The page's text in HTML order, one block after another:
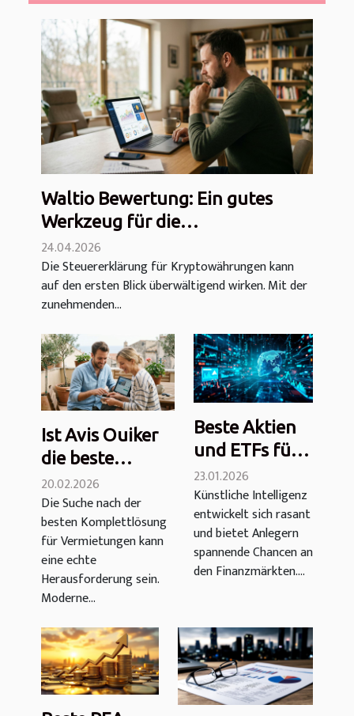
Waltio Bewertung: Ein gutes
Werkzeug für die
Kryptowährungserklärung?
24.04.2026
Die Steuererklärung für Kryptowährungen kann
auf den ersten Blick überwältigend wirken. Mit der
zunehmenden...
Ist Avis Ouiker
die beste
Komplettlösung
für
Vermietungen?
20.02.2026
Die Suche nach der
besten Komplettlösung
für Vermietungen kann
eine echte
Herausforderung sein.
Moderne...
Beste Aktien
und ETFs für
künstliche
Intelligenz im
PEA: Welche
sollte man
wählen?
23.01.2026
Künstliche Intelligenz
entwickelt sich rasant
und bietet Anlegern
spannende Chancen an
den Finanzmärkten....